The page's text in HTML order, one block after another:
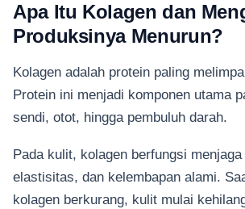
Apa Itu Kolagen dan
Produksinya Menurun?
Kolagen adalah protein paling
Protein ini menjadi komponen utama
sendi, otot, hingga pembuluh darah.
Pada kulit, kolagen berfungsi
elastisitas, dan kelembapan alami.
kolagen berkurang, kulit mulai